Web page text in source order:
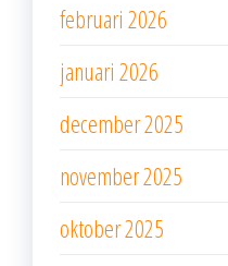
februari 2026
januari 2026
december 2025
november 2025
oktober 2025